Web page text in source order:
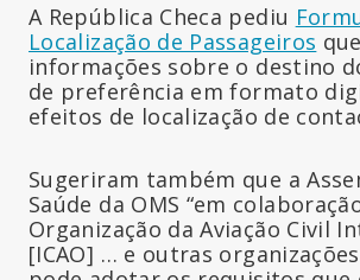
A República Checa pediu
Localização de Passageiros
informações sobre o destino
de preferência em formato
efeitos de localização de
Sugeriram também que a
Saúde da OMS “em
Organização da Aviação Civil
[ICAO] … e outras